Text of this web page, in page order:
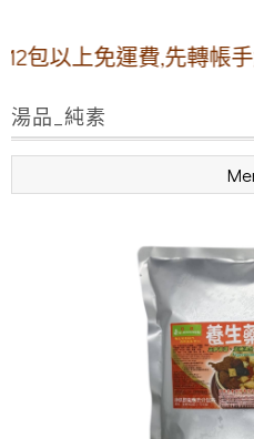
免運費,先轉帳手續費0
湯品_純素